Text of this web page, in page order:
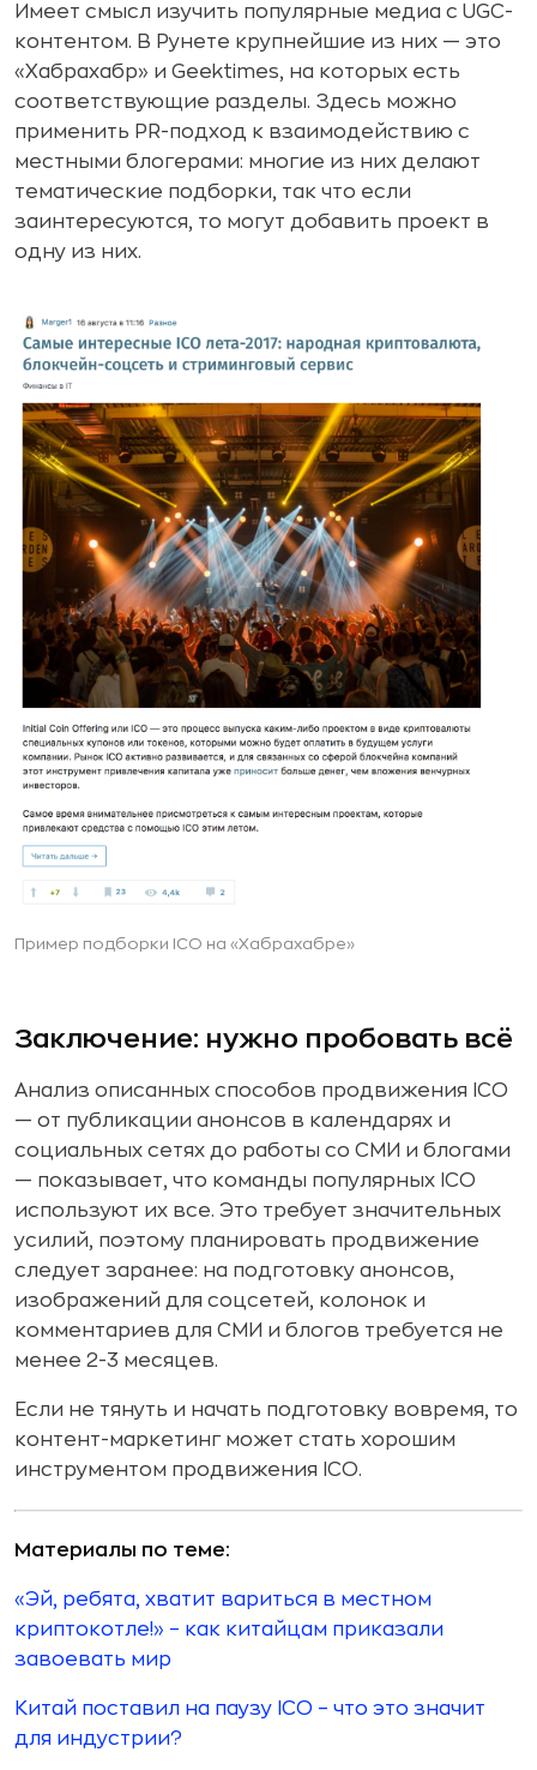
Имеет смысл изучить популярные медиа с UGC-
контентом. В Рунете крупнейшие из них — это
«Хабрахабр» и Geektimes, на которых есть
соответствующие разделы. Здесь можно
применить PR-подход к взаимодействию с
местными блогерами: многие из них делают
тематические подборки, так что если
заинтересуются, то могут добавить проект в
одну из них.
Пример подборки ICO на «Хабрахабре»
Заключение: нужно пробовать всё
Анализ описанных способов продвижения ICO
— от публикации анонсов в календарях и
социальных сетях до работы со СМИ и блогами
— показывает, что команды популярных ICO
используют их все. Это требует значительных
усилий, поэтому планировать продвижение
следует заранее: на подготовку анонсов,
изображений для соцсетей, колонок и
комментариев для СМИ и блогов требуется не
менее 2-3 месяцев.
Если не тянуть и начать подготовку вовремя, то
контент-маркетинг может стать хорошим
инструментом продвижения ICO.
Материалы по теме:
«Эй, ребята, хватит вариться в местном
криптокотле!» – как китайцам приказали
завоевать мир
Китай поставил на паузу ICO – что это значит
для индустрии?